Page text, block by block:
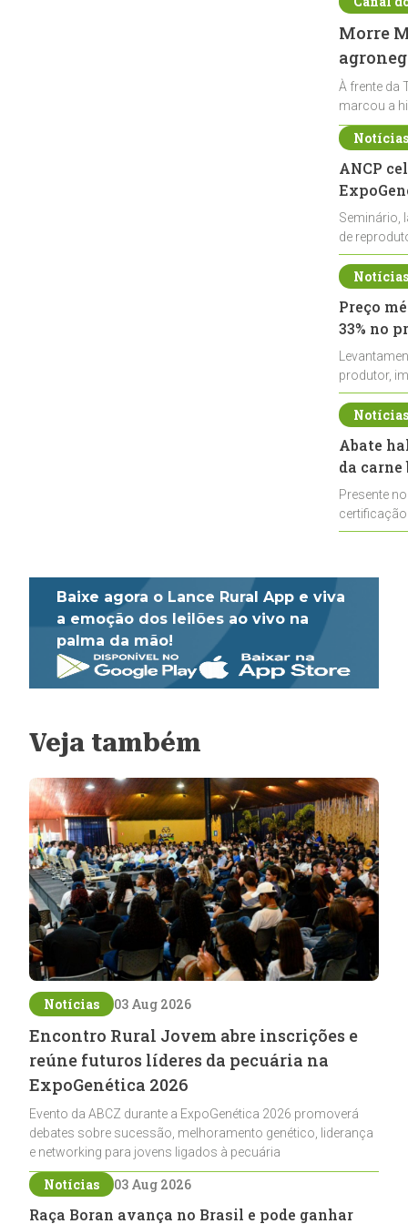
Morre
À frente da
marcou a
ANCP
Seminário,
de
durante a
Preço
33% no
produtor,
de leite cru
Abate
da
Presente
Baixe agora o Lance Rural App e viva
a emoção dos leilões ao vivo na
palma da mão!
Veja também
Notícias 03 Aug 2026
Encontro Rural Jovem abre inscrições e
reúne futuros líderes da pecuária na
ExpoGenética 2026
Evento da ABCZ durante a ExpoGenética 2026 promoverá
debates sobre sucessão, melhoramento genético, liderança
e networking para jovens ligados à pecuária
Notícias 03 Aug 2026
Raça Boran avança no Brasil e pode ganhar